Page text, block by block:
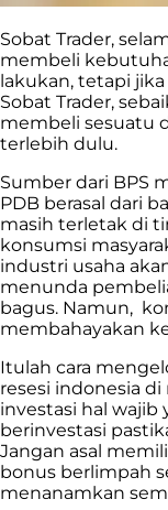
Sobat Trader,
membeli
lakukan, tetapi
Sobat Trader,
membeli sesuatu
terlebih dulu.
Sumber dari BPS
PDB berasal dari
masih terletak di
konsumsi
industri usaha
menunda
bagus. Namun,
membahayakan
Itulah cara
resesi indonesia
investasi hal wajib
berinvestasi
Jangan asal
bonus berlimpah
menanamkan